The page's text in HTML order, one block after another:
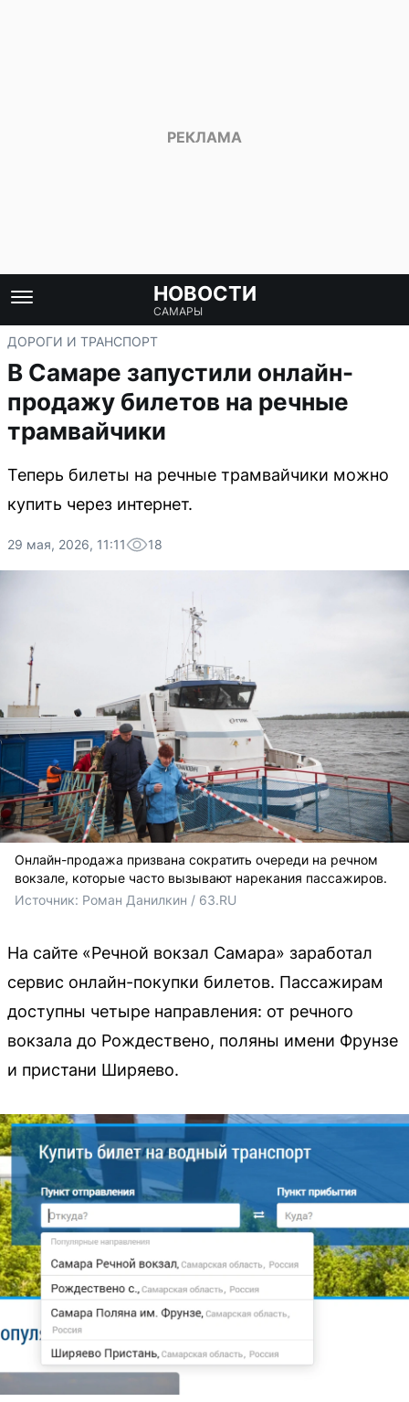
НОВОСТИ
САМАРЫ
ДОРОГИ И ТРАНСПОРТ
В Самаре запустили онлайн-
продажу билетов на речные
трамвайчики
Теперь билеты на речные трамвайчики можно
купить через интернет.
29 мая, 2026, 11:11 18
Онлайн-продажа призвана сократить очереди на речном
вокзале, которые часто вызывают нарекания пассажиров.
Источник: Роман Данилкин / 63.RU
На сайте «Речной вокзал Самара» заработал
сервис онлайн-покупки билетов. Пассажирам
доступны четыре направления: от речного
вокзала до Рождествено, поляны имени Фрунзе
и пристани Ширяево.